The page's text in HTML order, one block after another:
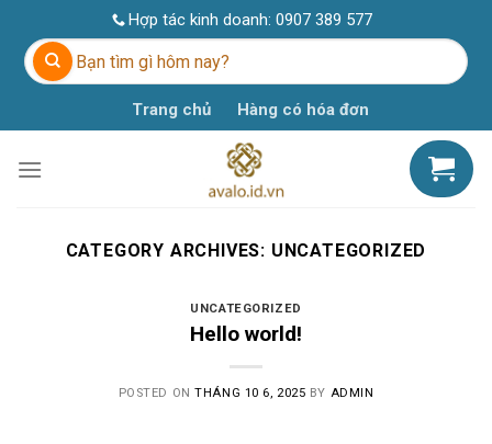
content
Hợp tác kinh doanh: 0907 389 577
Tìm
kiếm:
Trang chủ Hàng có hóa đơn
CATEGORY ARCHIVES: UNCATEGORIZED
UNCATEGORIZED
Hello world!
POSTED ONTHÁNG 10 6, 2025 BY ADMIN